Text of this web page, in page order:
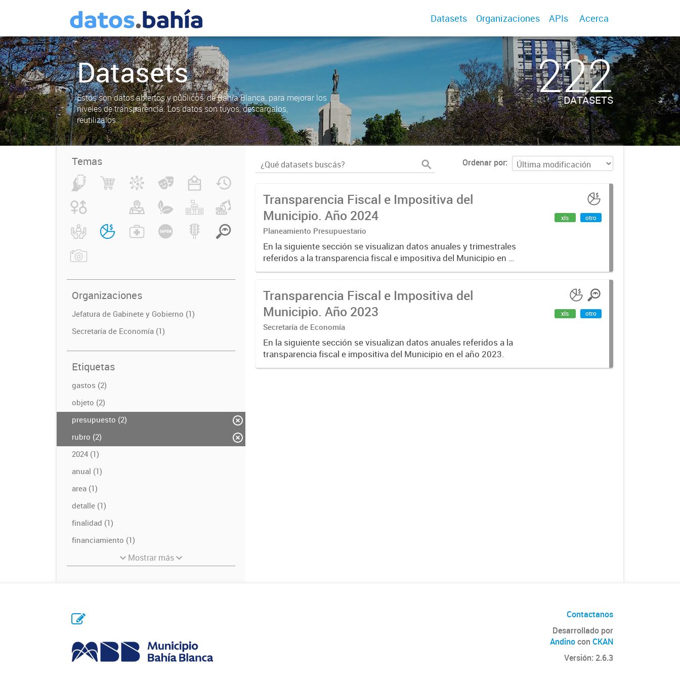
Datasets Organizaciones APIs Acerca
Datasets
Estos son datos abiertos y públicos, de Bahía Blanca, para mejorar los
niveles de transparencia. Los datos son tuyos, descargalos,
reutilizalos.
222
DATASETS
Temas
Organizaciones
Jefatura de Gabinete y Gobierno (1)
Secretaría de Economía (1)
Etiquetas
gastos (2)
objeto (2)
presupuesto (2)
rubro (2)
2024 (1)
anual (1)
area (1)
detalle (1)
finalidad (1)
financiamiento (1)
Mostrar más
Ordenar por
Transparencia Fiscal e Impositiva del
Municipio. Año 2024
Planeamiento Presupuestario
En la siguiente sección se visualizan datos anuales y trimestrales
referidos a la transparencia fiscal e impositiva del Municipio en el
año 2024.
xls otro
Transparencia Fiscal e Impositiva del
Municipio. Año 2023
Secretaría de Economía
En la siguiente sección se visualizan datos anuales referidos a la
transparencia fiscal e impositiva del Municipio en el año 2023.
xls otro
Contactanos
Desarrollado por
Andinocon CKAN
Versión: 2.6.3